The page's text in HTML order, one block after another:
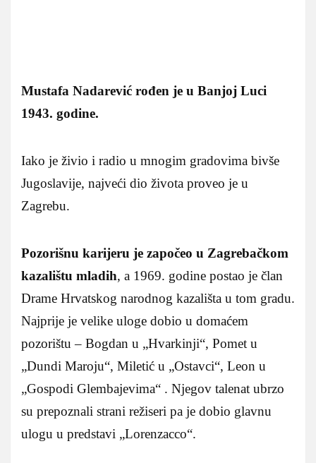
Mustafa Nadarević rođen je u Banjoj Luci
1943. godine.
Iako je živio i radio u mnogim gradovima bivše
Jugoslavije, najveći dio života proveo je u
Zagrebu.
Pozorišnu karijeru je započeo u Zagrebačkom
kazalištu mladih, a 1969. godine postao je član
Drame Hrvatskog narodnog kazališta u tom gradu.
Najprije je velike uloge dobio u domaćem
pozorištu – Bogdan u „Hvarkinji“, Pomet u
„Dundi Maroju“, Miletić u „Ostavci“, Leon u
„Gospodi Glembajevima“ . Njegov talenat ubrzo
su prepoznali strani režiseri pa je dobio glavnu
ulogu u predstavi „Lorenzacco“.